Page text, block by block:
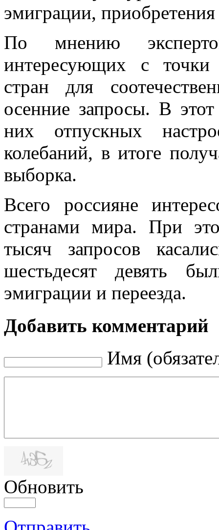
эмиграции,
По мнению
интересующих с точки
стран для
осенние запросы. В
них отпускных
колебаний, в итоге
выборка.
Всего россияне
странами мира. При
тысяч запросов
шестьдесят девять
эмиграции и переезда.
Добавить комментарий
Имя
Обновить